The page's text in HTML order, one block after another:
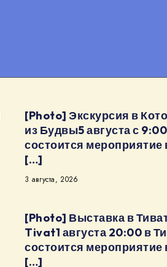
[Photo] Экскурсия в
из Будвы5 августа с
состоится мероприятие
[…]
3 августа, 2026
[Photo] Выставка в
Tivat1 августа 20:00 в
состоится мероприятие
[…]